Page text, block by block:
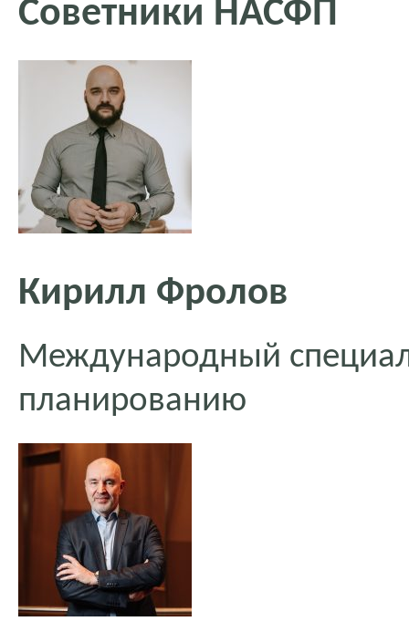
Советники НАСФП
Кирилл Фролов
Международный
планированию